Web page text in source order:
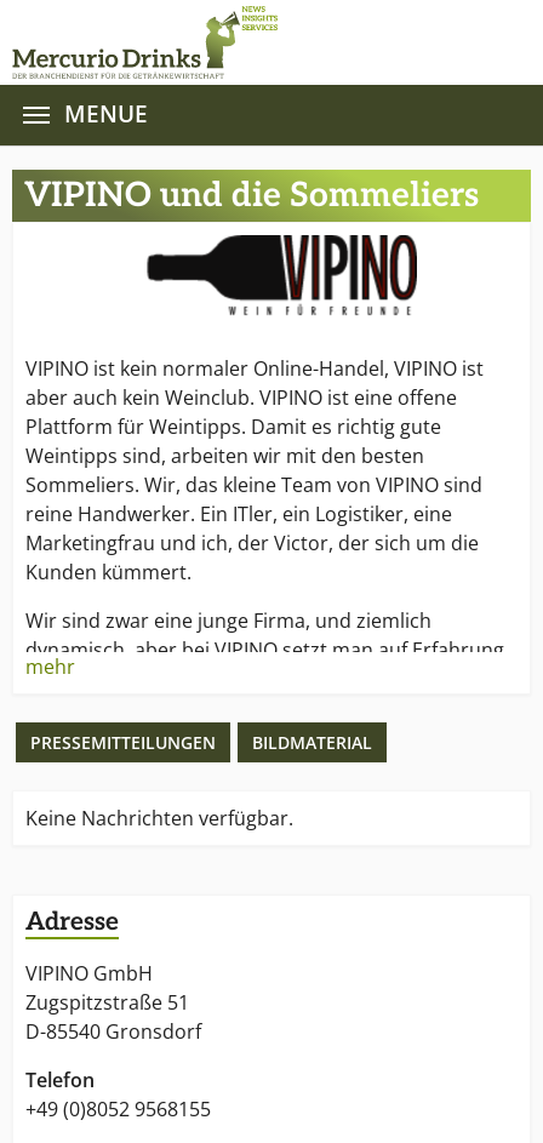
MENUE
VIPINO und die Sommeliers
VIPINO ist kein normaler Online-Handel, VIPINO ist
aber auch kein Weinclub. VIPINO ist eine offene
Plattform für Weintipps. Damit es richtig gute
Weintipps sind, arbeiten wir mit den besten
Sommeliers. Wir, das kleine Team von VIPINO sind
reine Handwerker. Ein ITler, ein Logistiker, eine
Marketingfrau und ich, der Victor, der sich um die
Kunden kümmert.
Wir sind zwar eine junge Firma, und ziemlich
dynamisch, aber bei VIPINO setzt man auf Erfahrung
der 50+. Und auf die Erfahrung unserer Sommeliers...
mehr
PRESSEMITTEILUNGEN BILDMATERIAL
Keine Nachrichten verfügbar.
Adresse
VIPINO GmbH
Zugspitzstraße 51
D-85540 Gronsdorf
Telefon
+49 (0)8052 9568155